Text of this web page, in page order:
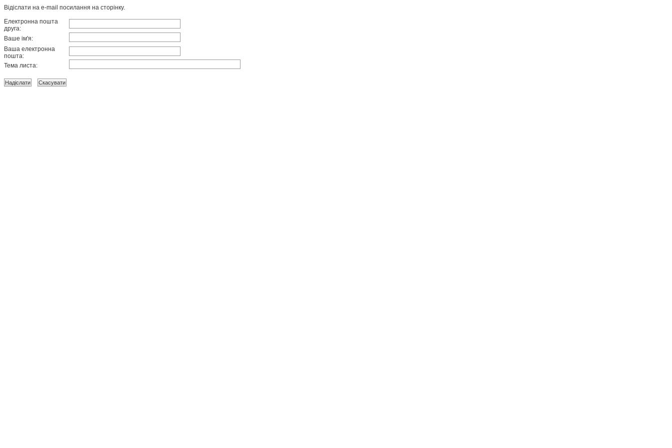
Відіслати на e-mail посилання на сторінку.
Електронна пошта
друга:
Ваше ім'я:
Ваша електронна
пошта:
Тема листа: